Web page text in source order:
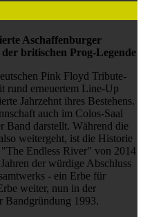
Aschaffenburger
britischen Prog-Legende
Pink Floyd Tribute-
rund erneuertem Line-Up
Jahrzehnt ihres Bestehens.
auch im Colos-Saal
Band darstellt. Während die
weitergeht, ist die Historie
Endless River" von 2014
der würdige Abschluss
- ein Erbe für
weiter, nun in der
Bandgründung 1993.